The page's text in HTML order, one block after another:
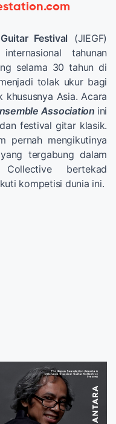
Festival (JIEGF)
tahunan
selama 30 tahun di
tolak ukur bagi
Asia. Acara
Association ini
festival gitar klasik.
pernah mengikutinya
tergabung dalam
bertekad
kompetisi dunia ini.